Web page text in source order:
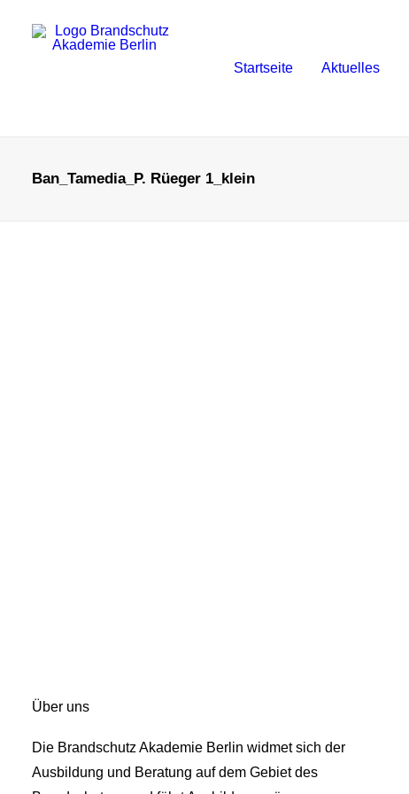
Startseite Aktuelles
Ban_Tamedia_P. Rüeger 1_klein
Über uns
Die Brandschutz Akademie Berlin widmet sich der
Ausbildung und Beratung auf dem Gebiet des